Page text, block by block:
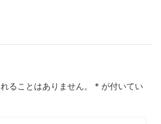
ることはありません。 * が付いてい